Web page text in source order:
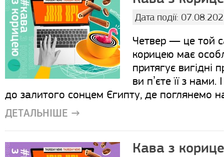
Дата події:
Четвер — це той
корицею має
притягує вигідні
ви пʼєте її з
до залитого сонцем Єгипту, де поглянемо
ДЕТАЛЬНІШЕ →
Кава з